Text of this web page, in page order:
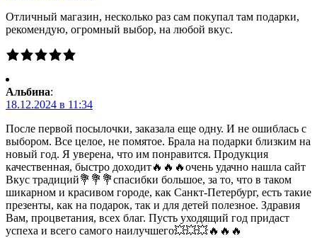
Отличный магазин, несколько раз сам покупал там подарки,
рекомендую, огромный выбор, на любой вкус.
Альбина:
18.12.2024 в 11:34
После первой посылочки, заказала еще одну. И не ошиблась с
выбором. Все целое, не помятое. Брала на подарки близким на
новый год. Я уверена, что им понравится. Продукция
качественная, быстро доходит🔥🔥🔥очень удачно нашла сайт
Вкус традиций💐💐💐спасибки большое, за то, что в таком
шикарном и красивом городе, как Санкт-Петербург, есть такие
презенты, как на подарок, так и для детей полезное. Здравия
Вам, процветания, всех благ. Пусть уходящий год придаст
успеха и всего самого наилучшего💥💥💥🔥🔥🔥